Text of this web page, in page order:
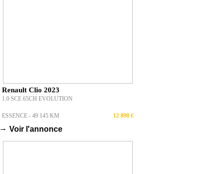
Renault Clio 2023
1.0 SCE 65CH EVOLUTION
ESSENCE - 49 145 KM 12 890 €
→ Voir l'annonce